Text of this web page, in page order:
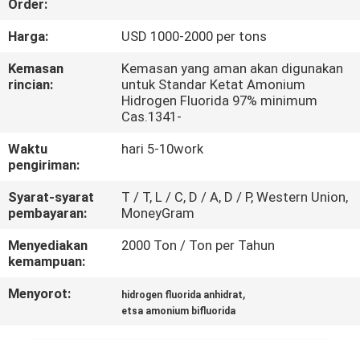
PABRIK
KONTROL
KUALITAS
HUBUNGI
KAMI
BERITA
KASUS-
KASUS
Order:
Harga:
USD 1000-2000 per tons
Kemasan
rincian:
Kemasan yang aman akan digunakan
untuk Standar Ketat Amonium
Hidrogen Fluorida 97% minimum
Cas.1341-
Waktu
pengiriman:
hari 5-10work
Syarat-syarat
pembayaran:
T / T, L / C, D / A, D / P, Western Union,
MoneyGram
Menyediakan
kemampuan:
2000 Ton / Ton per Tahun
Menyorot: hidrogen fluorida anhidrat,
etsa amonium bifluorida